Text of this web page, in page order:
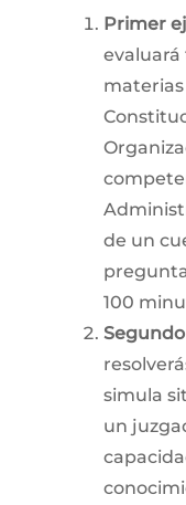
Primer
de un
100
simula
un